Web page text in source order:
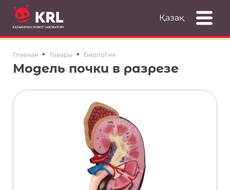
Главная • Товары • Биология
Модель почки в разрезе
Қазақ